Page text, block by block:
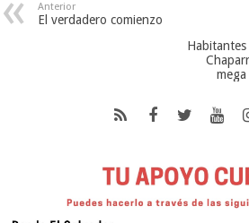
Anterior
El verdadero comienzo